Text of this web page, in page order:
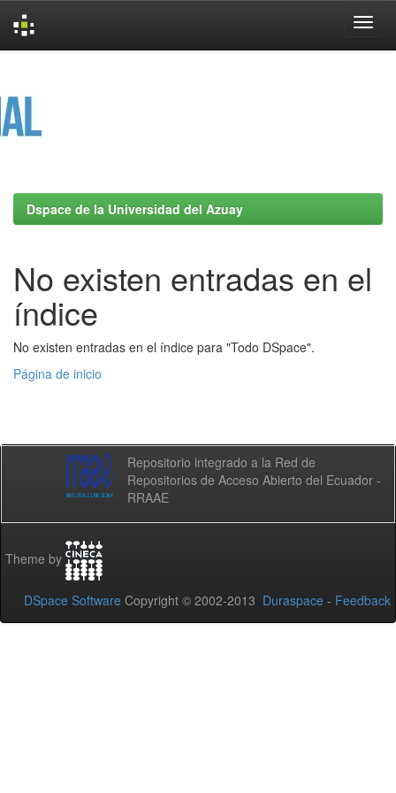
Dspace de la Universidad del Azuay
No existen entradas en el
índice
No existen entradas en el índice para "Todo DSpace".
Página de inicio
Repositorio integrado a la Red de
Repositorios de Acceso Abierto del Ecuador -
RRAAE
Theme by
DSpace Software Copyright © 2002-2013 Duraspace - Feedback